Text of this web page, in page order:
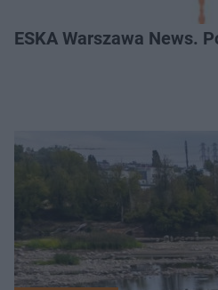
ESKA Warszawa News.